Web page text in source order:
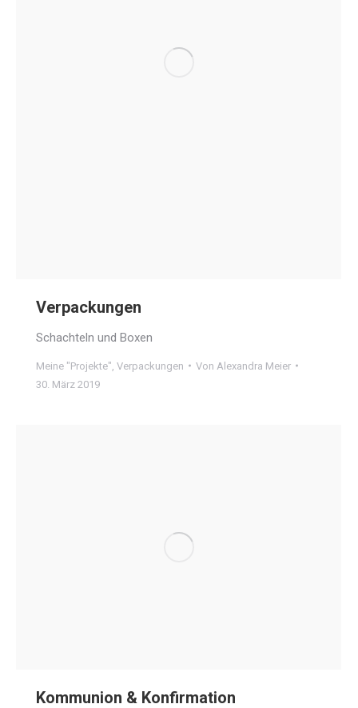
Verpackungen
Schachteln und Boxen
Meine "Projekte" Verpackungen Von Alexandra Meier
30. März 2019
Kommunion & Konfirmation